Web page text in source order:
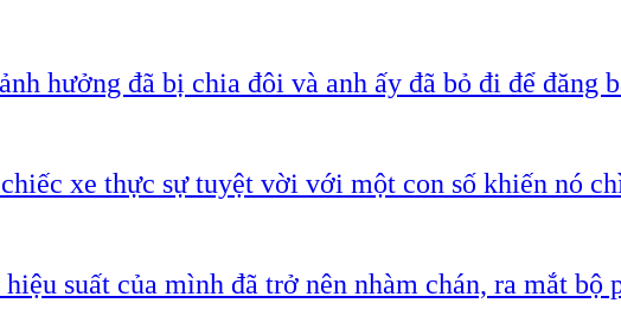
hưởng đã bị chia đôi và anh ấy đã bỏ đi để đăng
xe thực sự tuyệt vời với một con số khiến nó
suất của mình đã trở nên nhàm chán, ra mắt bộ